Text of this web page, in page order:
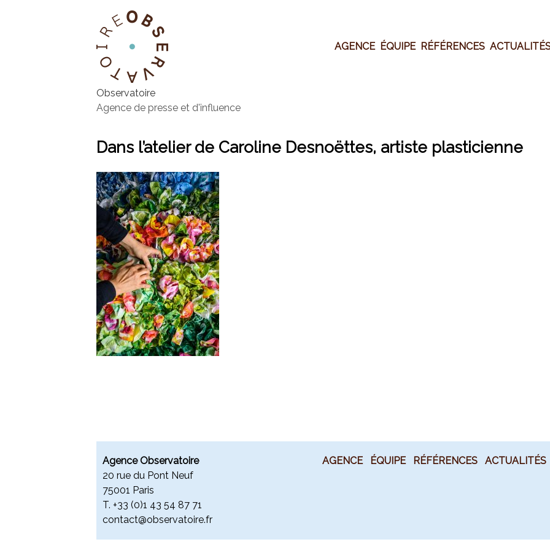
Observatoire
Agence de presse et d'influence
AGENCE ÉQUIPE RÉFÉRENCES
Dans l’atelier de Caroline Desnoëttes, artiste plasticienne
Agence Observatoire
20 rue du Pont Neuf
75001 Paris
T. +33 (0)1 43 54 87 71
contact@observatoire.fr
AGENCE ÉQUIPE RÉFÉRENCES ACTUALITÉS